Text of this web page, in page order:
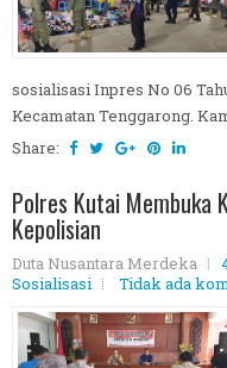
sosialisasi Inpres No 06
Kecamatan Tenggarong.
Share:
Polres Kutai Membuka
Kepolisian
Duta Nusantara Merdeka
Sosialisasi
Tidak ada